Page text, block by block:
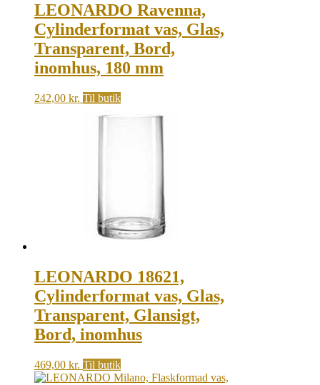
LEONARDO Ravenna,
Cylinderformat vas, Glas,
Transparent, Bord,
inomhus, 180 mm
242,00 kr. Til butik
LEONARDO 18621,
Cylinderformat vas, Glas,
Transparent, Glansigt,
Bord, inomhus
469,00 kr. Til butik